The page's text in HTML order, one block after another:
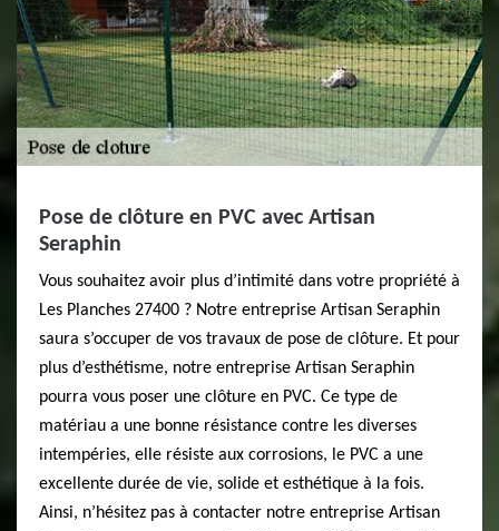
Pose de clôture en PVC avec Artisan
Seraphin
Vous souhaitez avoir plus d’intimité dans votre propriété à
Les Planches 27400 ? Notre entreprise Artisan Seraphin
saura s’occuper de vos travaux de pose de clôture. Et pour
plus d’esthétisme, notre entreprise Artisan Seraphin
pourra vous poser une clôture en PVC. Ce type de
matériau a une bonne résistance contre les diverses
intempéries, elle résiste aux corrosions, le PVC a une
excellente durée de vie, solide et esthétique à la fois.
Ainsi, n’hésitez pas à contacter notre entreprise Artisan